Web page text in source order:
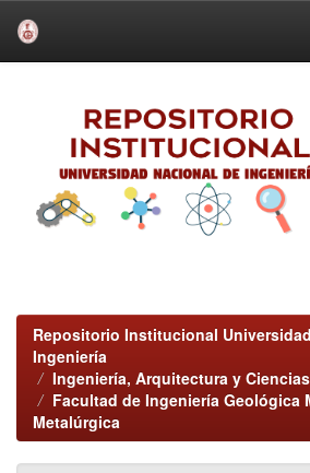
Repositorio Institucional
Ingeniería
Ingeniería, Arquitectura y Ciencias
Facultad de Ingeniería Geológica
Metalúrgica